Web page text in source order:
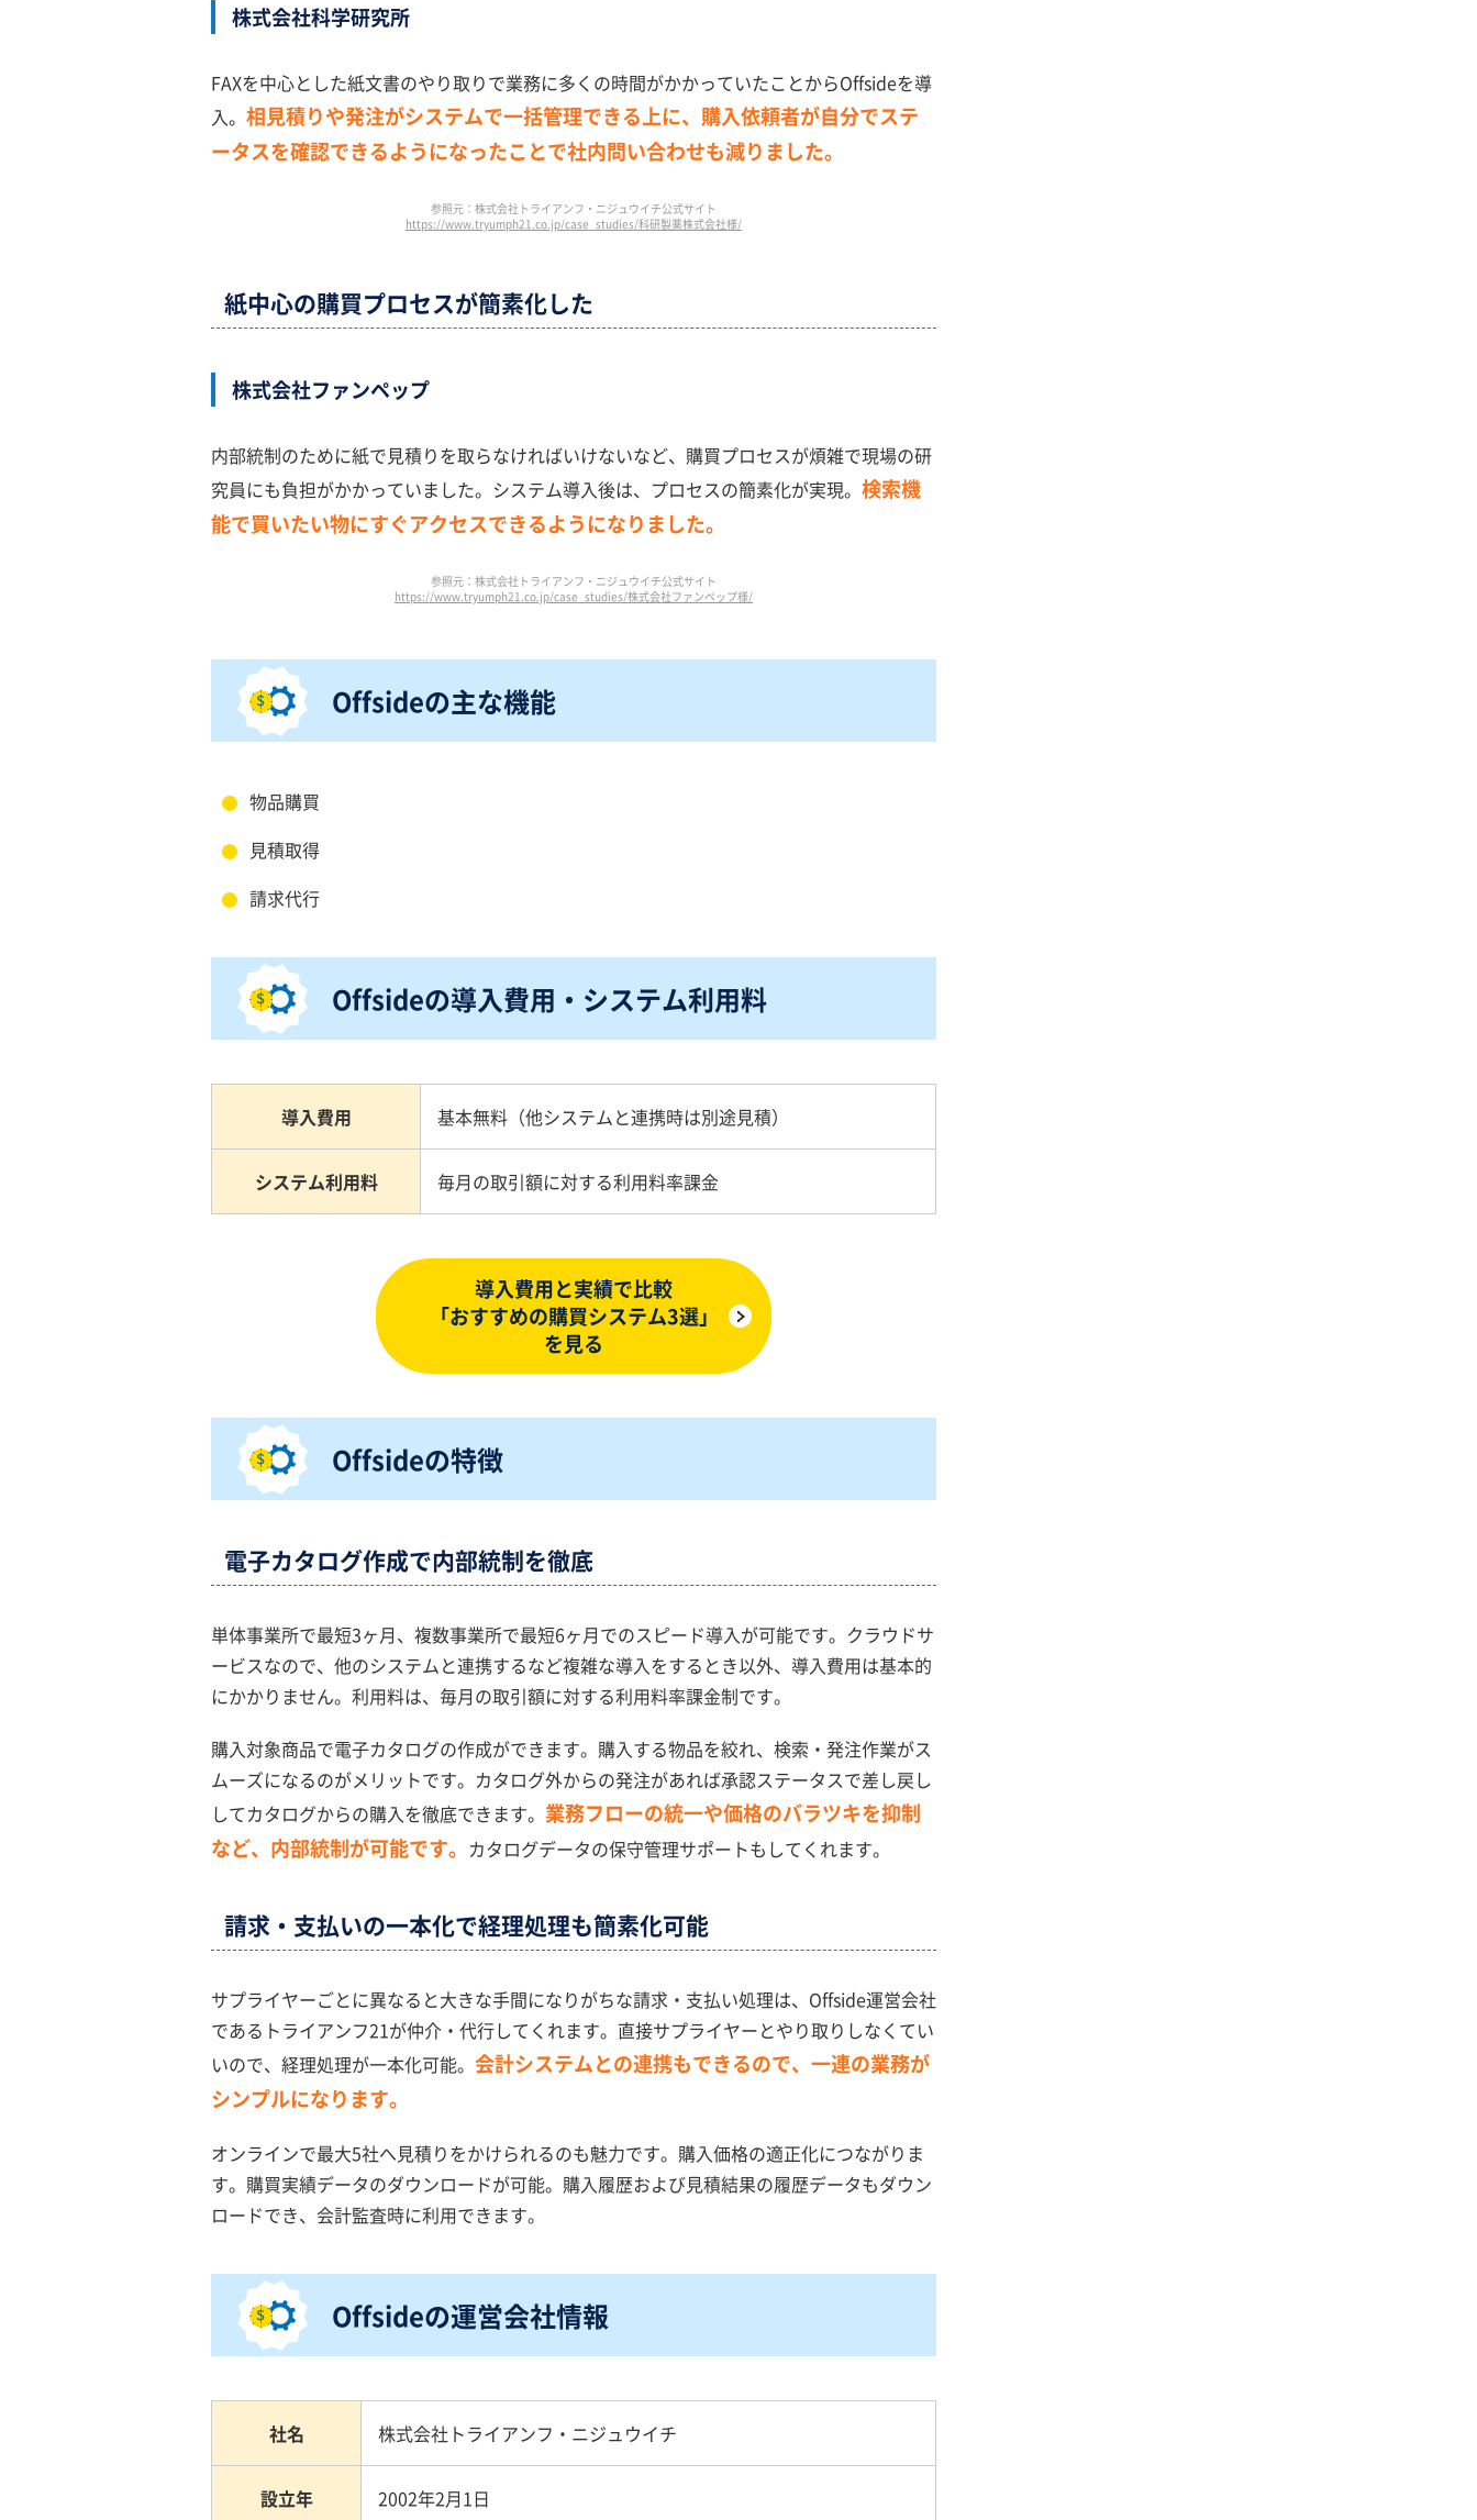
株式会社科学研究所
FAXを中心とした紙文書のやり取りで業務に多くの時間がかかっていたことからOffsideを導
入。 相見積りや発注がシステムで一括管理できる上に、購入依頼者が自分でステ
ータスを確認できるようになったことで社内問い合わせも減りました。
参照元：株式会社トライアンフ・ニジュウイチ公式サイト
https://www.tryumph21.co.jp/case_studies/科研製薬株式会社様/
紙中心の購買プロセスが簡素化した
株式会社ファンペップ
内部統制のために紙で見積りを取らなければいけないなど、購買プロセスが煩雑で現場の研
究員にも負担がかかっていました。システム導入後は、プロセスの簡素化が実現。 検索機
能で買いたい物にすぐアクセスできるようになりました。
参照元：株式会社トライアンフ・ニジュウイチ公式サイト
https://www.tryumph21.co.jp/case_studies/株式会社ファンペップ様/
Offsideの主な機能
物品購買
見積取得
請求代行
Offsideの導入費用・ システム利用料
導入費用 基本無料（他システムと連携時は別途見積）
システム利用料 毎月の取引額に対する利用料率課金
導入費用と実績で比較
「おすすめの購買システム3選」
を見る
Offsideの特徴
電子カタログ作成で内部統制を徹底
単体事業所で最短3ヶ月、複数事業所で最短6ヶ月でのスピード導入が可能です。クラウドサ
ービスなので、他のシステムと連携するなど複雑な導入をするとき以外、導入費用は基本的
にかかりません。利用料は、毎月の取引額に対する利用料率課金制です。
購入対象商品で電子カタログの作成ができます。購入する物品を絞れ、検索・発注作業がス
ムーズになるのがメリットです。カタログ外からの発注があれば承認ステータスで差し戻し
してカタログからの購入を徹底できます。 業務フローの統一や価格のバラツキを抑制
など、内部統制が可能です。 カタログデータの保守管理サポートもしてくれます。
請求・支払いの一本化で経理処理も簡素化可能
サプライヤーごとに異なると大きな手間になりがちな請求・支払い処理は、Offside運営会社
であるトライアンフ21が仲介・代行してくれます。直接サプライヤーとやり取りしなくてい
いので、経理処理が一本化可能。 会計システムとの連携もできるので、一連の業務が
シンプルになります。
オンラインで最大5社へ見積りをかけられるのも魅力です。購入価格の適正化につながりま
す。購買実績データのダウンロードが可能。購入履歴および見積結果の履歴データもダウン
ロードでき、会計監査時に利用できます。
Offsideの運営会社情報
社名 株式会社トライアンフ・ニジュウイチ
設立年 2002年2月1日